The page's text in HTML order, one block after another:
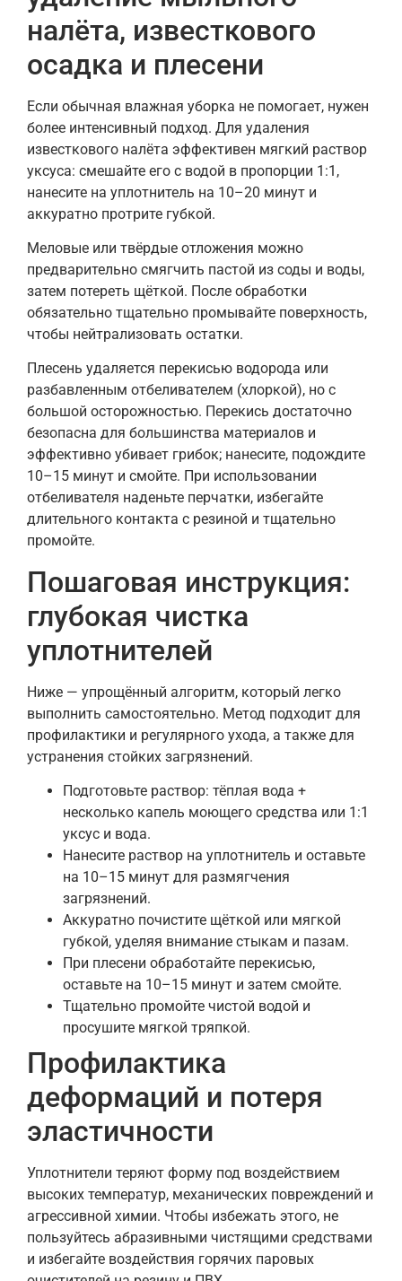
налёта, известкового
осадка и плесени
Если обычная влажная уборка не помогает, нужен
более интенсивный подход. Для удаления
известкового налёта эффективен мягкий раствор
уксуса: смешайте его с водой в пропорции 1:1,
нанесите на уплотнитель на 10–20 минут и
аккуратно протрите губкой.
Меловые или твёрдые отложения можно
предварительно смягчить пастой из соды и воды,
затем потереть щёткой. После обработки
обязательно тщательно промывайте поверхность,
чтобы нейтрализовать остатки.
Плесень удаляется перекисью водорода или
разбавленным отбеливателем (хлоркой), но с
большой осторожностью. Перекись достаточно
безопасна для большинства материалов и
эффективно убивает грибок; нанесите, подождите
10–15 минут и смойте. При использовании
отбеливателя наденьте перчатки, избегайте
длительного контакта с резиной и тщательно
промойте.
Пошаговая инструкция:
глубокая чистка
уплотнителей
Ниже — упрощённый алгоритм, который легко
выполнить самостоятельно. Метод подходит для
профилактики и регулярного ухода, а также для
устранения стойких загрязнений.
Подготовьте раствор: тёплая вода +
несколько капель моющего средства или 1:1
уксус и вода.
Нанесите раствор на уплотнитель и оставьте
на 10–15 минут для размягчения
загрязнений.
Аккуратно почистите щёткой или мягкой
губкой, уделяя внимание стыкам и пазам.
При плесени обработайте перекисью,
оставьте на 10–15 минут и затем смойте.
Тщательно промойте чистой водой и
просушите мягкой тряпкой.
Профилактика
деформаций и потеря
эластичности
Уплотнители теряют форму под воздействием
высоких температур, механических повреждений и
агрессивной химии. Чтобы избежать этого, не
пользуйтесь абразивными чистящими средствами
и избегайте воздействия горячих паровых